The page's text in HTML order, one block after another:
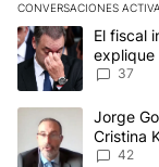
CONVERSACIONES
Este listado
Un artículo deEl fiscal
explique
37
Un artículo de
Jorge
Cristina
cometer
42